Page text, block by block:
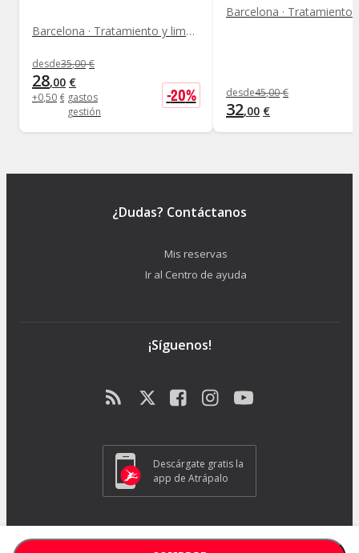
Barcelona · Tratamiento y limpieza facial
desde35,00 €
28,00 €
+0,50 € gastos
gestión
-20% desde45,00 €
32,00 €
¿Dudas? Contáctanos
Mis reservas
Ir al Centro de ayuda
¡Síguenos!
Descárgate gratis la
app de Atrápalo